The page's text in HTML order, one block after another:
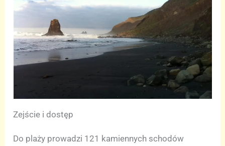
Zejście i dostęp
Do plaży prowadzi 121 kamiennych schodów